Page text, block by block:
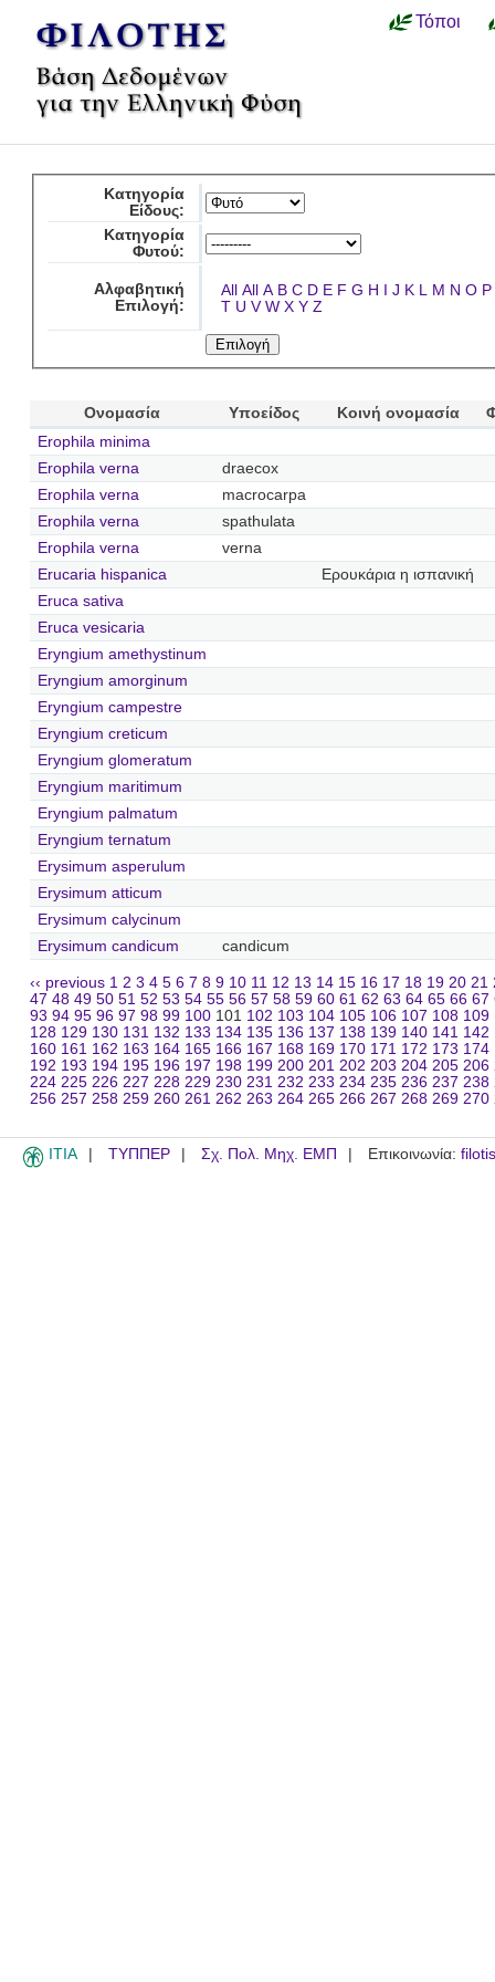
Τόποι
Κατηγορία
Είδους:
Κατηγορία
Φυτού:
Αλφαβητική
Επιλογή:
All All A B C D E F G H I J K L M N O P
T U V W X Y Z
Ονομασία Υποείδος Κοινή ονομασία
Erophila minima
Erophila verna
draecox
Erophila verna
macrocarpa
Erophila verna
spathulata
Erophila verna
verna
Erucaria hispanica
Ερουκάρια η ισπανική
Eruca sativa
Eruca vesicaria
Eryngium amethystinum
Eryngium amorginum
Eryngium campestre
Eryngium creticum
Eryngium glomeratum
Eryngium maritimum
Eryngium palmatum
Eryngium ternatum
Erysimum asperulum
Erysimum atticum
Erysimum calycinum
Erysimum candicum
candicum
‹‹ previous 1 2 3 4 5 6 7 8 9 10 11 12 13 14 15 16 17 18 19 20 21
47 48 49 50 51 52 53 54 55 56 57 58 59 60 61 62 63 64 65 66 67
93 94 95 96 97 98 99 100 101 102 103 104 105 106 107 108 109
128 129 130 131 132 133 134 135 136 137 138 139 140 141 142
160 161 162 163 164 165 166 167 168 169 170 171 172 173 174
192 193 194 195 196 197 198 199 200 201 202 203 204 205 206
224 225 226 227 228 229 230 231 232 233 234 235 236 237 238
256 257 258 259 260 261 262 263 264 265 266 267 268 269 270
ITIA ΤΥΠΠΕΡ Σχ. Πολ. Μηχ. ΕΜΠ Επικοινωνία: